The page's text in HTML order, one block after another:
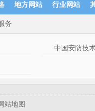
地方网站 行业网站
务
中国安防技
站地图